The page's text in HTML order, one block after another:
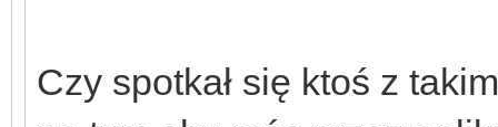
Czy spotkał się ktoś z